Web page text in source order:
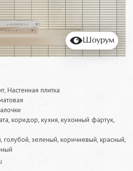
Шоурум
Настенная плитка
коридор, кухня, кухонный фартук,
зеленый, коричневый, красный,